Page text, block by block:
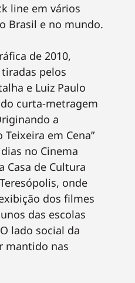
line em vários
Brasil e no mundo.
de 2010,
pelos
e Luiz Paulo
curta-metragem
a
em Cena”
no Cinema
Casa de Cultura
onde
dos filmes
das escolas
lado social da
mantido nas